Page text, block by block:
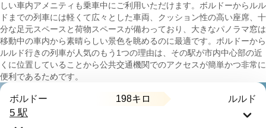
しい車内アメニティも乗車中にご利用いただけます。ボルドーからルル
ドまでの列車には軽くて広々とした車両、クッション性の高い座席、十
分な足元スペースと荷物スペースが備わっており、大きなパノラマ窓は
移動中の車内から素晴らしい景色を眺めるのに最適です。ボルドーから
ルルド行きの列車が人気のもう1つの理由は、その駅が市内中心部の近
くに位置していることから公共交通機関でのアクセスが簡単かつ非常に
便利であるためです。
ボルドー 198キロ ルルド
5 駅